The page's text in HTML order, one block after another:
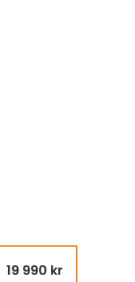
19 990 kr